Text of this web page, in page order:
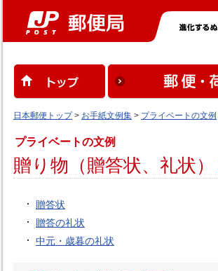
日本郵便トップ> お手紙文例集 > プライベートの文例
プライベートの文例
贈り物（贈答状、礼状
贈答状
贈答の礼状
中元・歳暮の礼状